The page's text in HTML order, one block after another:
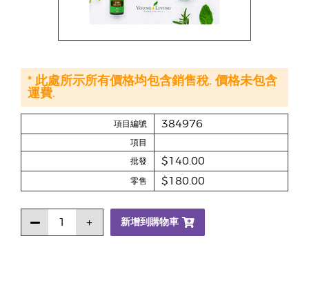
項目編號 384976
項目
批發 $140.00
零售 $180.00
新增到購物車
* 此處所示所有價格均包含銷售稅. 價格未包含
運費.